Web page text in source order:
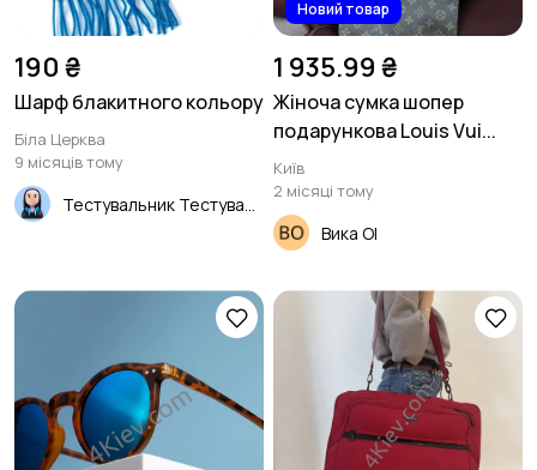
190 ₴
Шарф блакитного кольору
Біла Церква
9 місяців тому
Новий товар
1 935.99 ₴
Жіноча сумка шопер
подарункова Louis Vui...
Київ
2 місяці тому
Вика Ol